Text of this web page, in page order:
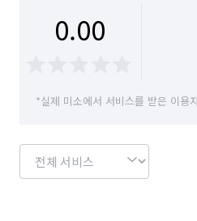
경기 화성시 동탄구 경기 화
경기 화
0.00
*실제 미소에서 서비스를 받은 이용